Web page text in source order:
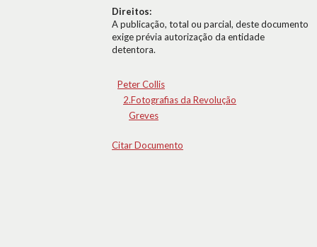
Direitos:
A publicação, total ou parcial, deste documento
exige prévia autorização da entidade
detentora.
Peter Collis
2.Fotografias da Revolução
Greves
Citar Documento